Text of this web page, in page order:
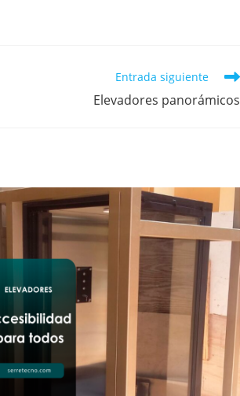
Entrada siguiente
Elevadores panorámicos